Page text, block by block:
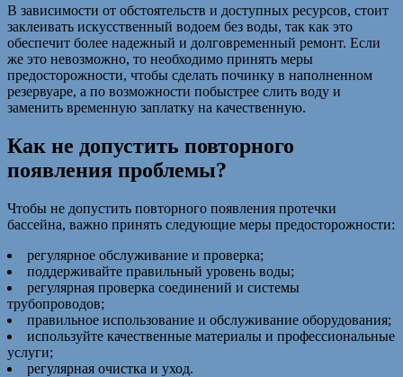
В зависимости от обстоятельств и доступных ресурсов, стоит
заклеивать искусственный водоем без воды, так как это
обеспечит более надежный и долговременный ремонт. Если
же это невозможно, то необходимо принять меры
предосторожности, чтобы сделать починку в наполненном
резервуаре, а по возможности побыстрее слить воду и
заменить временную заплатку на качественную.
Как не допустить повторного
появления проблемы?
Чтобы не допустить повторного появления протечки
бассейна, важно принять следующие меры предосторожности:
регулярное обслуживание и проверка;
поддерживайте правильный уровень воды;
регулярная проверка соединений и системы
трубопроводов;
правильное использование и обслуживание оборудования;
используйте качественные материалы и профессиональные
услуги;
регулярная очистка и уход.